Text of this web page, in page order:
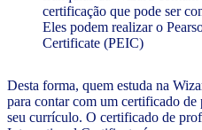
certificação que pode ser
Eles podem realizar o
Certificate (PEIC)
Desta forma, quem estuda na
para contar com um certificado
seu currículo. O certificado de